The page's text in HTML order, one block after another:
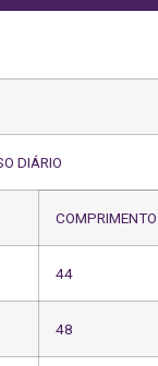
DIÁRIO
COMPRIMENTO
44
48